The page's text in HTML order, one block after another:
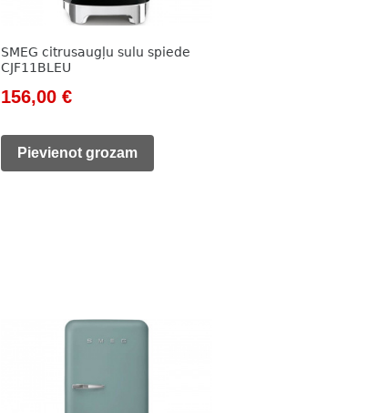
SMEG citrusaugļu sulu spiede
CJF11BLEU
Original
was:
156,00€Current
is:
Pievienot grozam